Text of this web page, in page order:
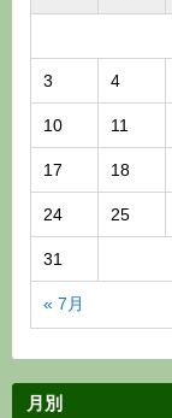
« 7月
3 4
10 11
17 18
24 25
31
月別